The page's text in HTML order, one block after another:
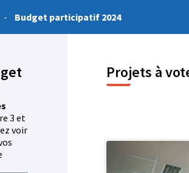
- Budget participatif 2024
3 et
voir
Projets à